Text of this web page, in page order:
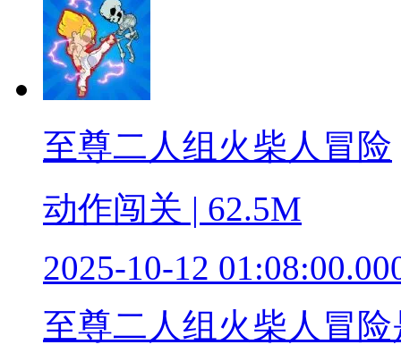
至尊二人组火柴人冒险
动作闯关 | 62.5M
2025-10-12
至尊二人组火柴人冒